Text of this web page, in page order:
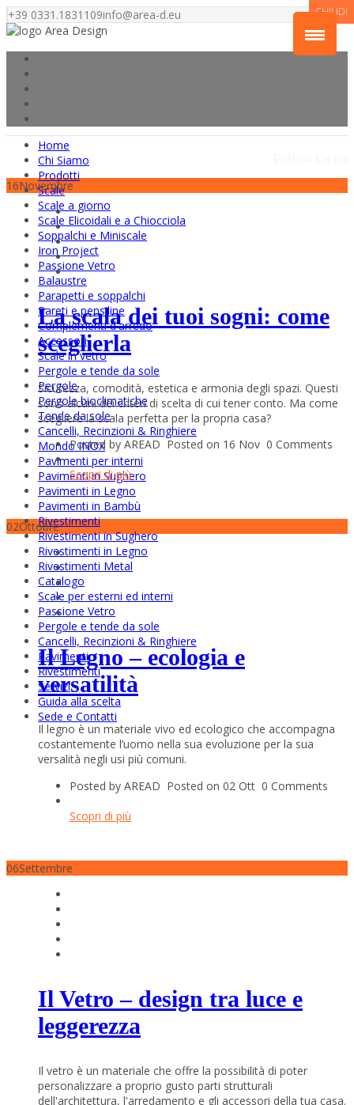
+39 0331.1831109info@area-d.eu
Home
Chi Siamo
Prodotti
Scale
Scale a giorno
Scale Elicoidali e a Chiocciola
Soppalchi e Miniscale
Iron Project
Passione Vetro
Balaustre
Parapetti e soppalchi
Pareti e pensiline
Complementi d'arredo
Accessori
Scale in vetro
Pergole e tende da sole
Pergole
Pergole bioclimatiche
Tende da sole
Cancelli, Recinzioni & Ringhiere
Mondo INOX
Pavimenti per interni
Pavimenti in Sughero
Pavimenti in Legno
Pavimenti in Bambù
Rivestimenti
Rivestimenti in Sughero
Rivestimenti in Legno
Rivestimenti Metal
Catalogo
Scale per esterni ed interni
Passione Vetro
Pergole e tende da sole
Cancelli, Recinzioni & Ringhiere
Pavimenti
Rivestimenti
Servizi
Guida alla scelta
Sede e Contatti
16Novembre
La scala dei tuoi sogni: come
sceglierla
Sicurezza, comodità, estetica e armonia degli spazi. Questi
sono alcuni dei criteri di scelta di cui tener conto. Ma come
scegliere la scala perfetta per la propria casa?
Posted by AREAD Posted on 16 Nov 0 Comments
Scopri di più
02Ottobre
Il Legno – ecologia e
versatilità
Il legno è un materiale vivo ed ecologico che accompagna
costantemente l’uomo nella sua evoluzione per la sua
versalità negli usi più comuni.
Posted by AREAD Posted on 02 Ott 0 Comments
Scopri di più
06Settembre
Il Vetro – design tra luce e
leggerezza
Il vetro è un materiale che offre la possibilità di poter
personalizzare a proprio gusto parti strutturali
dell'architettura, l'arredamento e gli accessori della tua casa.
CHIUDI